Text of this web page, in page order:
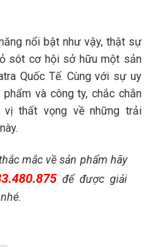
nổi bật như vậy, thật sự
sót cơ hội sở hữu một sản
Quốc Tế. Cùng với sự uy
và công ty, chắc chắn
thất vọng về những trải
mắc về sản phẩm hãy
để được giải